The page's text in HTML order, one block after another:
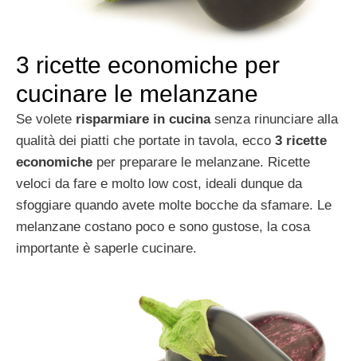
3 ricette economiche per
cucinare le melanzane
Se volete risparmiare in cucinasenza rinunciare alla
qualità dei piatti che portate in tavola, ecco 3 ricette
economiche per preparare le melanzane. Ricette
veloci da fare e molto low cost, ideali dunque da
sfoggiare quando avete molte bocche da sfamare. Le
melanzane costano poco e sono gustose, la cosa
importante è saperle cucinare.